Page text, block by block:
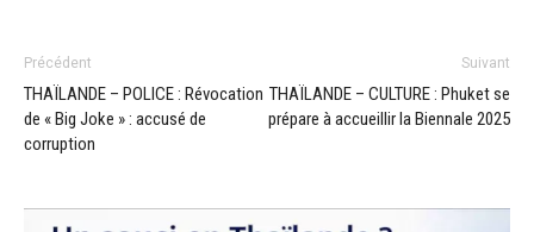
Précédent
THAÏLANDE – POLICE : Révocation
de « Big Joke » : accusé de
corruption
Suivant
THAÏLANDE – CULTURE : Phuket se
prépare à accueillir la Biennale 2025